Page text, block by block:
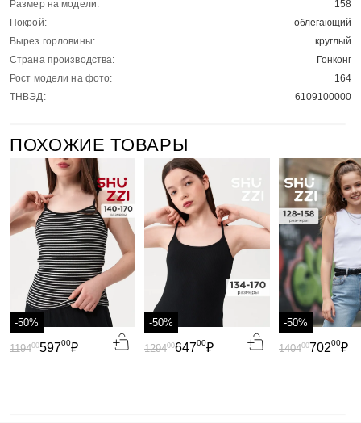
Размер на модели:
158
Покрой:
облегающий
Вырез горловины:
круглый
Страна производства:
Гонконг
Рост модели на фото:
164
ТНВЭД:
6109100000
ПОХОЖИЕ ТОВАРЫ
-50%
59700₽
119400
-50%
64700₽
129400
-50%
70200₽
140400